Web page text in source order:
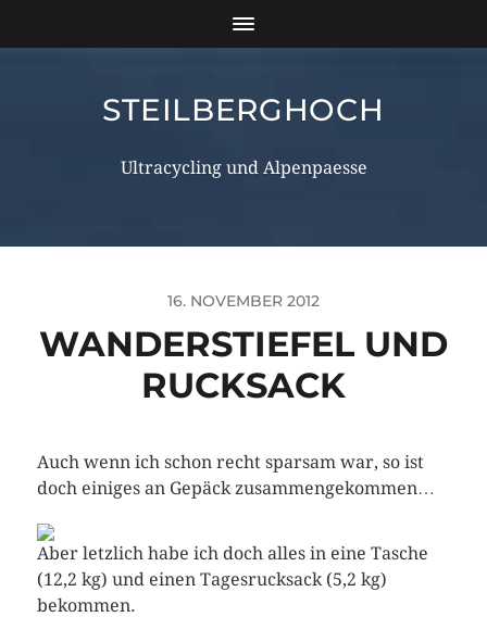
STEILBERGHOCH
Ultracycling und Alpenpaesse
16. NOVEMBER 2012
WANDERSTIEFEL UND
RUCKSACK
Auch wenn ich schon recht sparsam war, so ist
doch einiges an Gepäck zusammengekommen…
Aber letzlich habe ich doch alles in eine Tasche
(12,2 kg) und einen Tagesrucksack (5,2 kg)
bekommen.